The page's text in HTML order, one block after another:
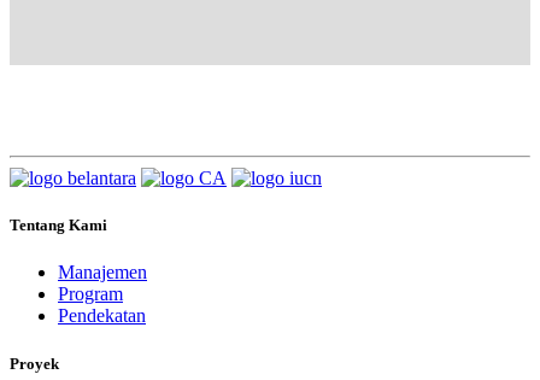
Tentang Kami
Manajemen
Program
Pendekatan
Proyek